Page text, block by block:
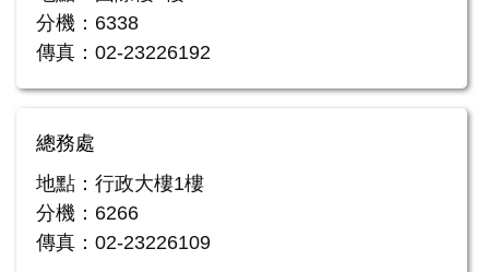
分機：6338
傳真：02-23226192
總務處
地點：行政大樓1樓
分機：6266
傳真：02-23226109